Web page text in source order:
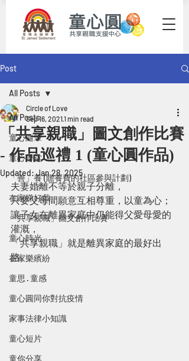
Post
All Posts
童心隨筆
童心學堂
「善」養 (贍養費的社區參與計劃)
在家睇好戲
「共享親職」圖文創作比賽
童心時光
在家樂繽紛
童思 · 童感
童心圓同你對抗疫情
家事法律小知識
童心短片
童你分享
All Posts
「共享親職」圖文創作比賽
- 作品巡禮 1 (童心圓作品)
Circle of Love
Sep 16, 20211 min read
Updated:Jan 28, 2025
夫妻婚離不等於親子分離，
只要父母間願意互相尊重，以童為心；
讓子女在離異家庭中仍能得父愛母愛的
灌溉，
「共享親職」就是離異家庭的最好出
路。